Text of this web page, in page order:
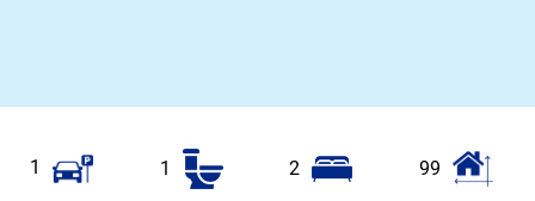
99
2
1
1